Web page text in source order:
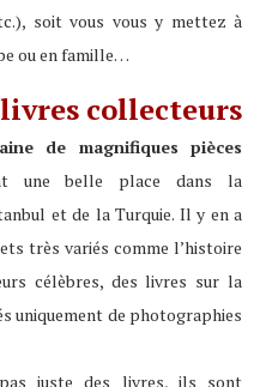
soit vous vous y mettez à
ou en famille…
collecteurs
de magnifiques pièces
une belle place dans la
et de la Turquie. Il y en a
très variés comme l’histoire
célèbres, des livres sur la
uniquement de photographies
juste des livres, ils sont